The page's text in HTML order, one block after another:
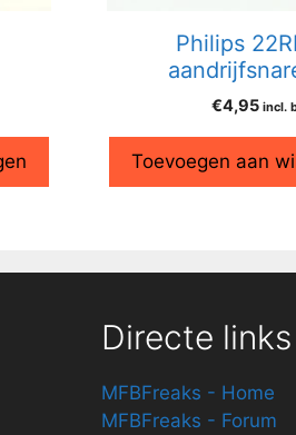
Philips
€4,95 incl.
Toevoegen aan
Directe links
MFBFreaks - Home
MFBFreaks - Forum